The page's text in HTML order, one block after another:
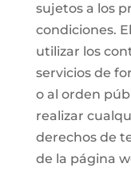
sujetos a los
condiciones.
utilizar los
servicios de
o al orden
realizar
derechos de
de la página